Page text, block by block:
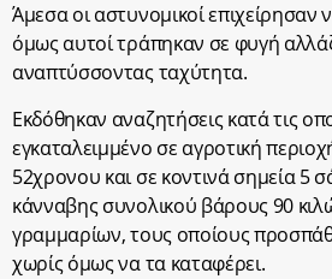
Άμεσα οι αστυνομικοί επιχείρησαν
όμως αυτοί τράπηκαν σε φυγή
αναπτύσσοντας ταχύτητα.
Εκδόθηκαν αναζητήσεις κατά τις
εγκαταλειμμένο σε αγροτική
52χρονου και σε κοντινά σημεία 5
κάνναβης συνολικού βάρους 90
γραμμαρίων, τους οποίους
χωρίς όμως να τα καταφέρει.